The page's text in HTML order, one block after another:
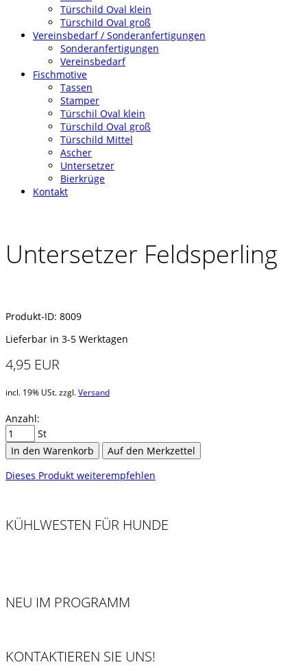
Türschild Oval klein
Türschild Oval groß
Vereinsbedarf / Sonderanfertigungen
Sonderanfertigungen
Vereinsbedarf
Fischmotive
Tassen
Stamper
Türschil Oval klein
Türschild Oval groß
Türschild Mittel
Ascher
Untersetzer
Bierkrüge
Kontakt
Untersetzer Feldsperling
Produkt-ID: 8009
Lieferbar in 3-5 Werktagen
4,95 EUR
incl. 19% USt. zzgl. Versand
Anzahl:
St
In den Warenkorb
Auf den Merkzettel
Dieses Produkt weiterempfehlen
KÜHLWESTEN FÜR HUNDE
NEU IM PROGRAMM
KONTAKTIEREN SIE UNS!